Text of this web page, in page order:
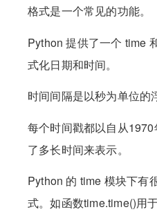
格式是一个常见的功能。
Python 提供了一个 time
式化日期和时间。
时间间隔是以秒为单位的
每个时间戳都以自从
了多长时间来表示。
Python 的 time 模块下有
式。如函数time.time()用